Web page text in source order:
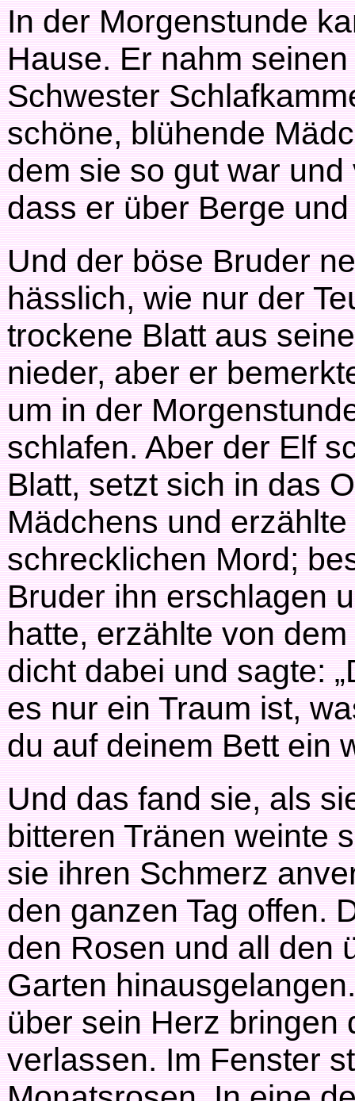
In der Morgenstunde
Hause. Er nahm
Schwester
schöne, blühende
dem sie so gut war
dass er über Berge
Und der böse Bruder
hässlich, wie nur der
trockene Blatt aus
nieder, aber er
um in der
schlafen. Aber der Elf
Blatt, setzt sich in das
Mädchens und
schrecklichen Mord;
Bruder ihn erschlagen
hatte, erzählte von
dicht dabei und sagte:
es nur ein Traum ist,
du auf deinem Bett ein
Und das fand sie, als
bitteren Tränen weinte
sie ihren Schmerz
den ganzen Tag offen.
den Rosen und all den
Garten
über sein Herz bringen
verlassen. Im Fenster